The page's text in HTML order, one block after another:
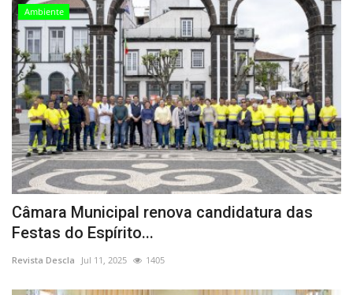
Ambiente
Câmara Municipal renova candidatura das
Festas do Espírito...
Revista Descla Jul 11, 2025 1405